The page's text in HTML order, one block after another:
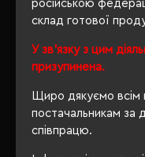
російською
склад готової
У зв'язку з цим
призупинена.
Щиро дякуємо всім
постачальникам за
співпрацю.